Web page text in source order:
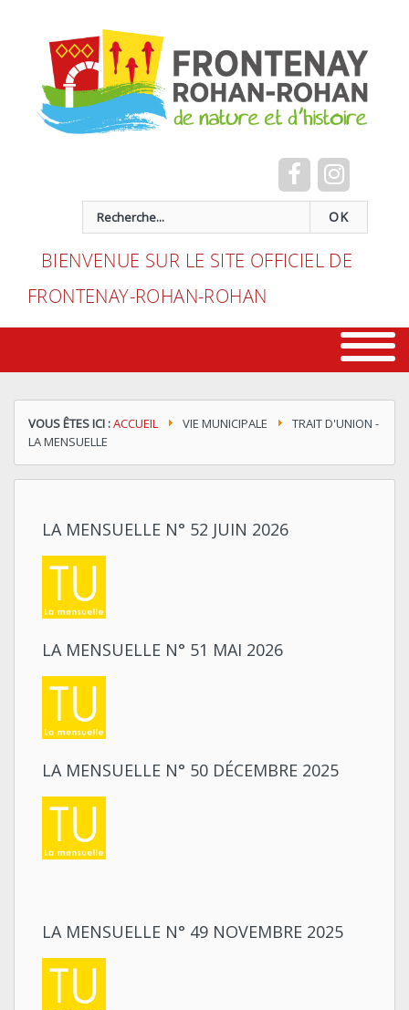
OK
BIENVENUE SUR LE SITE OFFICIEL DE
FRONTENAY-ROHAN-ROHAN
VOUS ÊTES ICI :ACCUEIL VIE MUNICIPALE
TRAIT D'UNION -
LA MENSUELLE
LA MENSUELLE N° 52 JUIN 2026
LA MENSUELLE N° 51 MAI 2026
LA MENSUELLE N° 50 DÉCEMBRE 2025
LA MENSUELLE N° 49 NOVEMBRE 2025